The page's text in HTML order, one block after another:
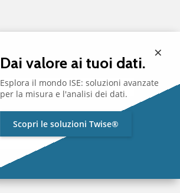
×
Dai valore ai tuoi dati.
Esplora il mondo ISE: soluzioni avanzate
per la misura e l'analisi dei dati.
Scopri le soluzioni Twise®